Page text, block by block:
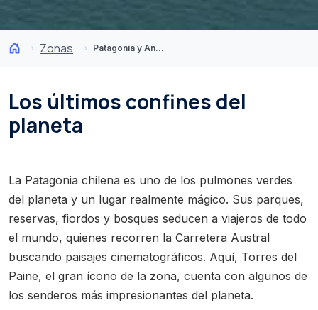
Zonas Patagonia y Antártica
Los últimos confines del
planeta
La Patagonia chilena es uno de los pulmones verdes
del planeta y un lugar realmente mágico. Sus parques,
reservas, fiordos y bosques seducen a viajeros de todo
el mundo, quienes recorren la Carretera Austral
buscando paisajes cinematográficos. Aquí, Torres del
Paine, el gran ícono de la zona, cuenta con algunos de
los senderos más impresionantes del planeta.